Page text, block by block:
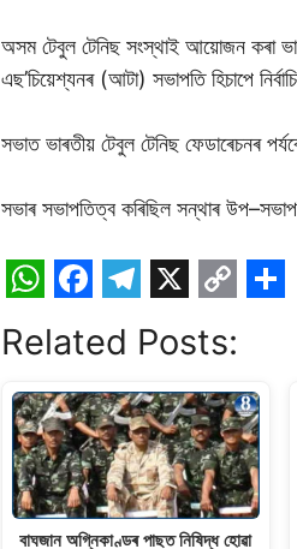
অসম টেবুল টেনিছ সংস্থাই আয়োজন কৰা
এছ’চিয়েশ্যনৰ (আটা) সভাপতি হিচাপে
সভাত ভাৰতীয় টেবুল টেনিছ ফেডাৰেচনৰ
সভাৰ সভাপতিত্ব কৰিছিল সন্থাৰ
h
a
t
s
A
a
c
e
b
o
e
l
e
g
r
o
p
y
L
i
a
r
e
Related Posts:
বাঘজান অগ্নিকাণ্ডৰ পাছত নিষিদ্ধ হোৱা